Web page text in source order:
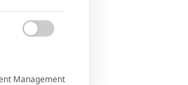

Management